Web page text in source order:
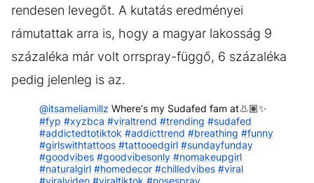
rendesen levegőt. A kutatás eredményei
rámutattak arra is, hogy a magyar lakosság 9
százaléka már volt orrspray-függő, 6 százaléka
pedig jelenleg is az.
@itsameliamillz Where’s my Sudafed fam at👃🏽✨
#fyp #xyzbca #viraltrend #trending #sudafed
#addictedtotiktok #addicttrend #breathing #funny
#girlswithtattoos #tattooedgirl #sundayfunday
#goodvibes #goodvibesonly #nomakeupgirl
#naturalgirl #homedecor #chilledvibes #viral
#viralvideo #viraltiktok #nosespray